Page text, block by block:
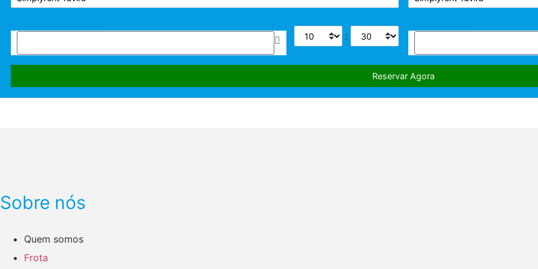
:
Sobre nós
Quem somos
Frota